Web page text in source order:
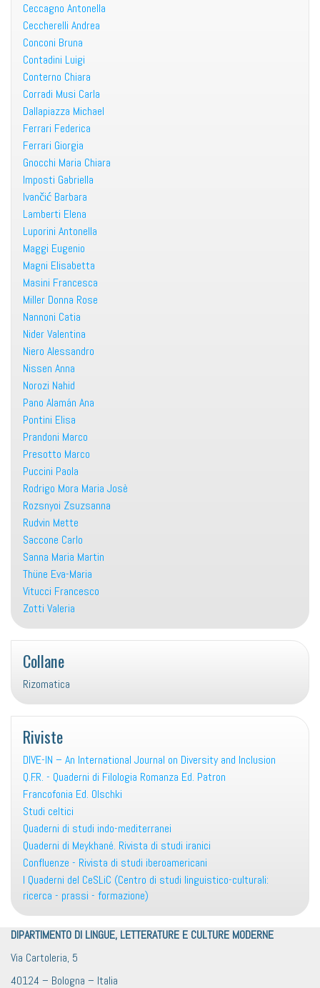
Ceccagno Antonella
Ceccherelli Andrea
Conconi Bruna
Contadini Luigi
Conterno Chiara
Corradi Musi Carla
Dallapiazza Michael
Ferrari Federica
Ferrari Giorgia
Gnocchi Maria Chiara
Imposti Gabriella
Ivančić Barbara
Lamberti Elena
Luporini Antonella
Maggi Eugenio
Magni Elisabetta
Masini Francesca
Miller Donna Rose
Nannoni Catia
Nider Valentina
Niero Alessandro
Nissen Anna
Norozi Nahid
Pano Alamán Ana
Pontini Elisa
Prandoni Marco
Presotto Marco
Puccini Paola
Rodrigo Mora Maria Josè
Rozsnyoi Zsuzsanna
Rudvin Mette
Saccone Carlo
Sanna Maria Martin
Thüne Eva-Maria
Vitucci Francesco
Zotti Valeria
Collane
Rizomatica
Riviste
DIVE-IN – An International Journal on Diversity and Inclusion
Q.F.R. - Quaderni di Filologia Romanza Ed. Patron
Francofonia Ed. Olschki
Studi celtici
Quaderni di studi indo-mediterranei
Quaderni di Meykhané. Rivista di studi iranici
Confluenze - Rivista di studi iberoamericani
I Quaderni del CeSLiC (Centro di studi linguistico-culturali:
ricerca - prassi - formazione)
DIPARTIMENTO DI LINGUE, LETTERATURE E CULTURE MODERNE
Via Cartoleria, 5
40124 – Bologna – Italia